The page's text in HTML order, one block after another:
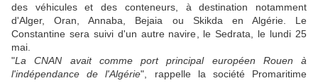
des véhicules et des conteneurs, à destination notamment
d'Alger, Oran, Annaba, Bejaia ou Skikda en Algérie. Le
Constantine sera suivi d'un autre navire, le Sedrata, le lundi 25
mai.
"La CNAN avait comme port principal européen Rouen à
l'indépendance de l'Algérie", rappelle la société Promaritime